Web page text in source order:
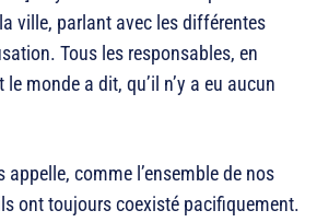
ville, parlant avec les différentes
Tous les responsables, en
monde a dit, qu’il n’y a eu aucun
comme l’ensemble de nos
ont toujours coexisté pacifiquement.